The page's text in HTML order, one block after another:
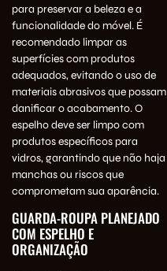
para preservar a beleza e a
funcionalidade do móvel. É
recomendado limpar as
superfícies com produtos
adequados, evitando o uso de
materiais abrasivos que possam
danificar o acabamento. O
espelho deve ser limpo com
produtos específicos para
vidros, garantindo que não haja
manchas ou riscos que
comprometam sua aparência.
GUARDA-ROUPA PLANEJADO
COM ESPELHO E
ORGANIZAÇÃO